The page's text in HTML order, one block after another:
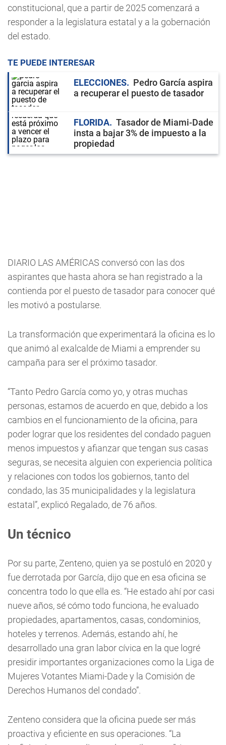
constitucional, que a partir de 2025 comenzará a
responder a la legislatura estatal y a la gobernación
del estado.
TE PUEDE INTERESAR
ELECCIONES
Pedro García aspira
a recuperar el puesto de tasador
FLORIDA
Tasador de Miami-Dade
insta a bajar 3% de impuesto a la
propiedad
DIARIO LAS AMÉRICAS conversó con las dos
aspirantes que hasta ahora se han registrado a la
contienda por el puesto de tasador para conocer qué
les motivó a postularse.
La transformación que experimentará la oficina es lo
que animó al exalcalde de Miami a emprender su
campaña para ser el próximo tasador.
“Tanto Pedro García como yo, y otras muchas
personas, estamos de acuerdo en que, debido a los
cambios en el funcionamiento de la oficina, para
poder lograr que los residentes del condado paguen
menos impuestos y afianzar que tengan sus casas
seguras, se necesita alguien con experiencia política
y relaciones con todos los gobiernos, tanto del
condado, las 35 municipalidades y la legislatura
estatal”, explicó Regalado, de 76 años.
Un técnico
Por su parte, Zenteno, quien ya se postuló en 2020 y
fue derrotada por García, dijo que en esa oficina se
concentra todo lo que ella es. “He estado ahí por casi
nueve años, sé cómo todo funciona, he evaluado
propiedades, apartamentos, casas, condominios,
hoteles y terrenos. Además, estando ahí, he
desarrollado una gran labor cívica en la que logré
presidir importantes organizaciones como la Liga de
Mujeres Votantes Miami-Dade y la Comisión de
Derechos Humanos del condado”.
Zenteno considera que la oficina puede ser más
proactiva y eficiente en sus operaciones. “La